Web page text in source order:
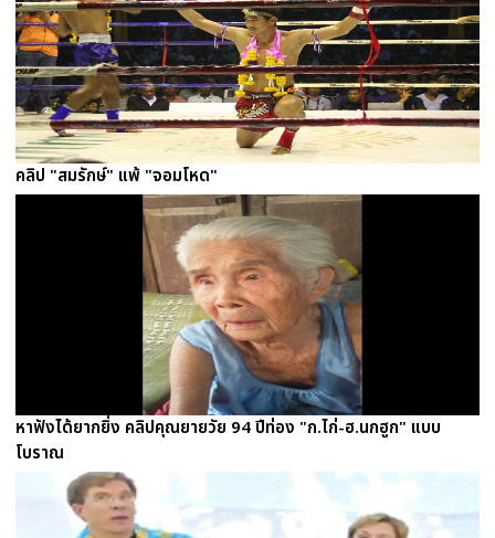
คลิป "สมรักษ์" แพ้ "จอมโหด"
หาฟังได้ยากยิ่ง คลิปคุณยายวัย 94 ปีท่อง "ก.ไก่-ฮ.นกฮูก" แบบ
โบราณ